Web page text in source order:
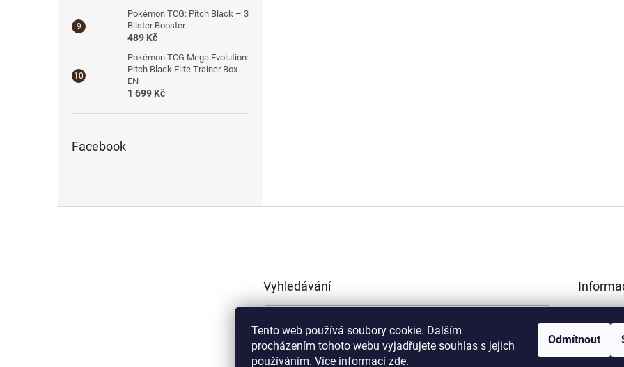
Tento web používá soubory cookie. Dalším
procházením tohoto webu vyjadřujete souhlas s jejich
používáním. Více informací zde.
Odmítnout
Pokémon TCG: Pitch Black – 3
Blister Booster
489 Kč
Pokémon TCG Mega Evolution:
Pitch Black Elite Trainer Box -
EN
1 699 Kč
Facebook
Vyhledávání
údajů
Kamenná